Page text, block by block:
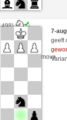
+ 5 seconds/move
7-
geeft